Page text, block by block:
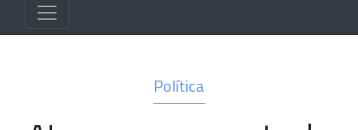
Política